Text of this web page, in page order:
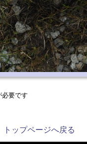
必要です
トップページへ戻る